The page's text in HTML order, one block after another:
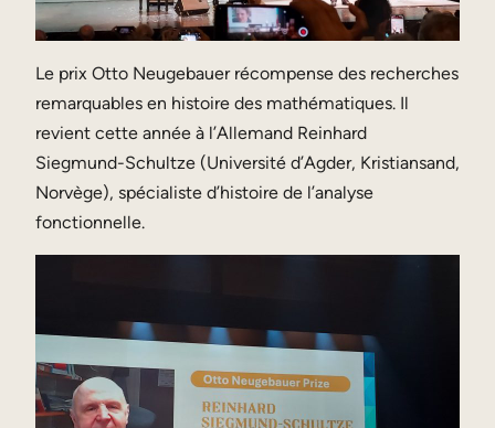
Le prix Otto Neugebauer récompense des recherches
remarquables en histoire des mathématiques. Il
revient cette année à l’Allemand Reinhard
Siegmund-Schultze (Université d’Agder, Kristiansand,
Norvège), spécialiste d’histoire de l’analyse
fonctionnelle.